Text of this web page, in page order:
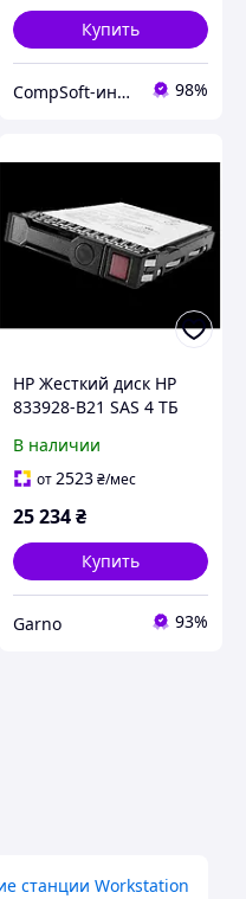
Купить
CompSoft-интернет магазин компьютерных комплектующих 98%
НР Жесткий диск HP
833928-B21 SAS 4 ТБ
В наличии
от2523₴/мес
25 234₴
Купить
Garno 93%
станции Workstation